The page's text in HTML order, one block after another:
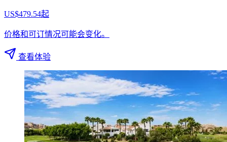
US$479.54起
价格和可订情况可能会变化。
查看体验